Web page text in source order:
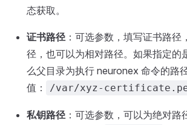
态获取。
证书路径：可选参数，填写证书路径
径，也可以为相对路径。如果指定的
么父目录为执行 neuronex 命令的路
值：
/var/xyz-
私钥路径：可选参数，可以为绝对路